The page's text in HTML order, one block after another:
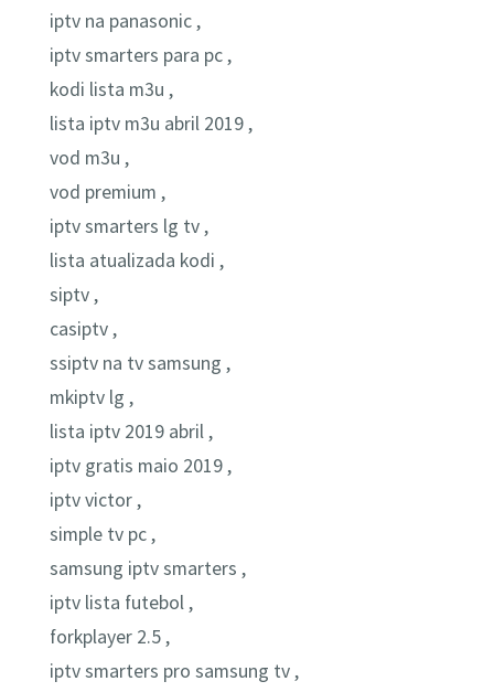
iptv na panasonic ,
iptv smarters para pc ,
kodi lista m3u ,
lista iptv m3u abril 2019 ,
vod m3u ,
vod premium ,
iptv smarters lg tv ,
lista atualizada kodi ,
siptv ,
casiptv ,
ssiptv na tv samsung ,
mkiptv lg ,
lista iptv 2019 abril ,
iptv gratis maio 2019 ,
iptv victor ,
simple tv pc ,
samsung iptv smarters ,
iptv lista futebol ,
forkplayer 2.5 ,
iptv smarters pro samsung tv ,